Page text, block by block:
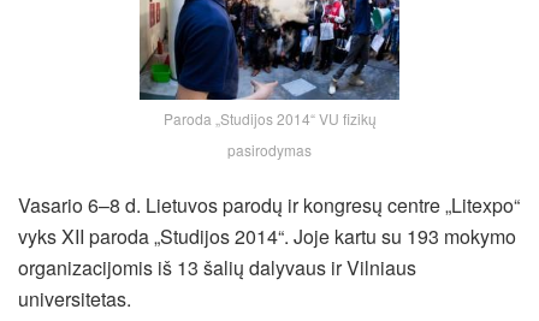
Paroda „Studijos 2014“ VU fizikų
pasirodymas
Vasario 6–8 d. Lietuvos parodų ir kongresų centre „Litexpo“
vyks XII paroda „Studijos 2014“. Joje kartu su 193 mokymo
organizacijomis iš 13 šalių dalyvaus ir Vilniaus
universitetas.